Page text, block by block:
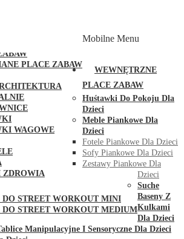
PLACE ZABAW
WAGOWE
ZDROWIA
DO STREET WORKOUT MINI
DO STREET WORKOUT MEDIUM
Mobilne Menu
WEWNĘTRZNE
PLACE ZABAW
Huśtawki Do Pokoju Dla
Dzieci
Meble Piankowe Dla
Dzieci
Fotele Piankowe Dla Dzieci
Sofy Piankowe Dla Dzieci
Zestawy Piankowe Dla
Dzieci
Suche
Baseny Z
Kulkami
Dla Dzieci
Manipulacyjne I Sensoryczne Dla Dzieci